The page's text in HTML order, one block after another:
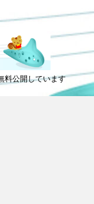
料公開しています